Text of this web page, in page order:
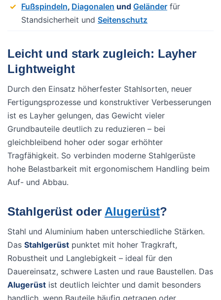
Fußspindeln, Diagonalen und Geländer für
Standsicherheit und Seitenschutz
Leicht und stark zugleich: Layher
Lightweight
Durch den Einsatz höherfester Stahlsorten, neuer
Fertigungsprozesse und konstruktiver Verbesserungen
ist es Layher gelungen, das Gewicht vieler
Grundbauteile deutlich zu reduzieren – bei
gleichbleibend hoher oder sogar erhöhter
Tragfähigkeit. So verbinden moderne Stahlgerüste
hohe Belastbarkeit mit ergonomischem Handling beim
Auf- und Abbau.
Stahlgerüst oder Alugerüst?
Stahl und Aluminium haben unterschiedliche Stärken.
Das Stahlgerüst punktet mit hoher Tragkraft,
Robustheit und Langlebigkeit – ideal für den
Dauereinsatz, schwere Lasten und raue Baustellen. Das
Alugerüst ist deutlich leichter und damit besonders
handlich, wenn Bauteile häufig getragen oder